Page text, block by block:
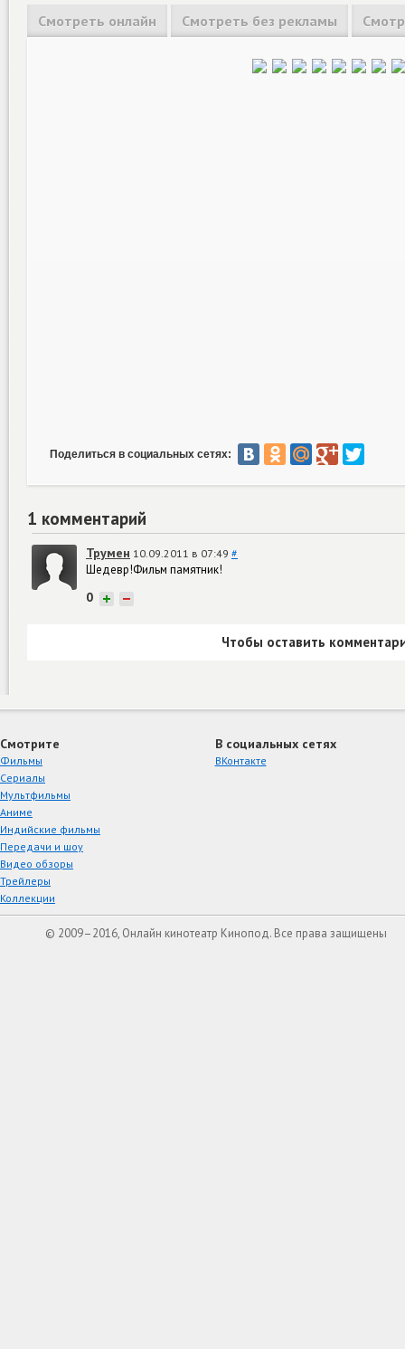
Смотреть онлайн Смотреть без рекламы
Поделиться в социальных сетях:
1 комментарий
Трумен 10.09.2011 в 07:49 #
Шедевр!Фильм памятник!
0 + −
Чтобы оставить
Смотрите
Фильмы
Сериалы
Мультфильмы
Аниме
Индийские фильмы
Передачи и шоу
Видео обзоры
Трейлеры
Коллекции
В социальных сетях
ВКонтакте
© 2009–2016, Онлайн кинотеатр Кинопод. Все права защищены